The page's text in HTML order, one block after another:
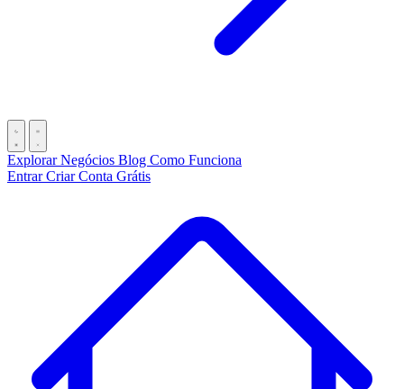
Explorar Negócios Blog Como Funciona
EntrarCriar Conta Grátis